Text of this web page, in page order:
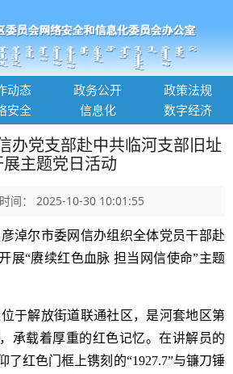
动态 政务公开
政策法规
安全 信息化 数字经济
办党支部赴中共临河支部旧址
展主题党日活动
间： 2025-10-30 10:01:55
淖尔市委网信办组织全体党员干部赴
展“赓续红色血脉 担当网信使命”主题
于解放街道联通社区，是河套地区第
承载着厚重的红色记忆。在讲解员的
了红色门框上镌刻的“1927.7”与镰刀锤